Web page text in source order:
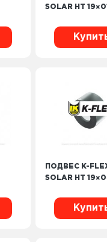
SOLAR HT
ПОДВЕС K-
SOLAR HT